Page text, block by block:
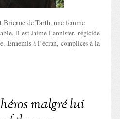
Brienne de Tarth, une femme
Il est Jaime Lannister, régicide
Ennemis à l’écran, complices à la
malgré lui